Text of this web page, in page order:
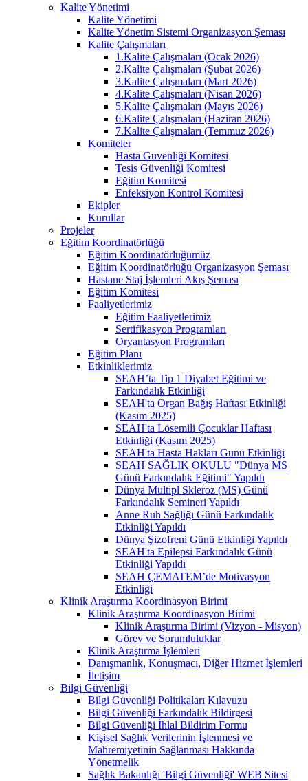
Kalite Yönetimi
Kalite Yönetimi
Kalite Yönetim Sistemi Organizasyon Şeması
Kalite Çalışmaları
1.Kalite Çalışmaları (Ocak 2026)
2.Kalite Çalışmaları (Şubat 2026)
3.Kalite Çalışmaları (Mart 2026)
4.Kalite Çalışmaları (Nisan 2026)
5.Kalite Çalışmaları (Mayıs 2026)
6.Kalite Çalışmaları (Haziran 2026)
7.Kalite Çalışmaları (Temmuz 2026)
Komiteler
Hasta Güvenliği Komitesi
Tesis Güvenliği Komitesi
Eğitim Komitesi
Enfeksiyon Kontrol Komitesi
Ekipler
Kurullar
Projeler
Eğitim Koordinatörlüğü
Eğitim Koordinatörlüğümüz
Eğitim Koordinatörlüğü Organizasyon Şeması
Hastane Staj İşlemleri Akış Şeması
Eğitim Komitesi
Faaliyetlerimiz
Eğitim Faaliyetlerimiz
Sertifikasyon Programları
Oryantasyon Programları
Eğitim Planı
Etkinliklerimiz
SEAH’ta Tip 1 Diyabet Eğitimi ve
Farkındalık Etkinliği
SEAH'ta Organ Bağış Haftası Etkinliği
(Kasım 2025)
SEAH'ta Lösemili Çocuklar Haftası
Etkinliği (Kasım 2025)
SEAH'ta Hasta Hakları Günü Etkinliği
SEAH SAĞLIK OKULU "Dünya MS
Günü Farkındalık Eğitimi" Yapıldı
Dünya Multipl Skleroz (MS) Günü
Farkındalık Semineri Yapıldı
Anne Ruh Sağlığı Günü Farkındalık
Etkinliği Yapıldı
Dünya Şizofreni Günü Etkinliği Yapıldı
SEAH'ta Epilepsi Farkındalık Günü
Etkinliği Yapıldı
SEAH ÇEMATEM’de Motivasyon
Etkinliği
Klinik Araştırma Koordinasyon Birimi
Klinik Araştırma Koordinasyon Birimi
Klinik Araştırma Birimi (Vizyon - Misyon)
Görev ve Sorumluluklar
Klinik Araştırma İşlemleri
Danışmanlık, Konuşmacı, Diğer Hizmet İşlemleri
İletişim
Bilgi Güvenliği
Bilgi Güvenliği Politikaları Kılavuzu
Bilgi Güvenliği Farkındalık Bildirgesi
Bilgi Güvenliği İhlal Bildirim Formu
Kişisel Sağlık Verilerinin İşlenmesi ve
Mahremiyetinin Sağlanması Hakkında
Yönetmelik
Sağlık Bakanlığı 'Bilgi Güvenliği' WEB Sitesi